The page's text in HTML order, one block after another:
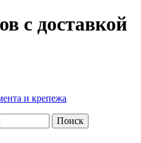
с доставкой
и крепежа
Поиск